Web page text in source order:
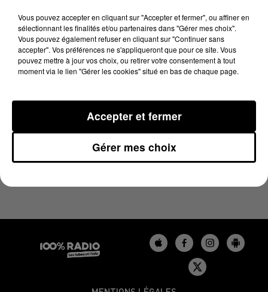
29 avril 2024 - 1 min 15 sec
L'AGENDA DU LOT DU 29/04/2024 À 16H36
Vous pouvez accepter en cliquant sur "Accepter et fermer", ou affiner en
sélectionnant les finalités et/ou partenaires dans "Gérer mes choix".
Vous pouvez également refuser en cliquant sur "Continuer sans
accepter". Vos préférences ne s'appliqueront que pour ce site. Vous
pouvez mettre à jour vos choix, ou retirer votre consentement à tout
moment via le lien "Gérer les cookies" situé en bas de chaque page.
Gérer mes choix
Accepter et fermer